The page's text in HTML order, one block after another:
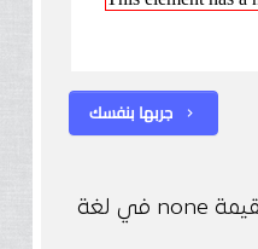
جربها بنفسك chevron_right
خاصية max-width والقيمة none في لغة